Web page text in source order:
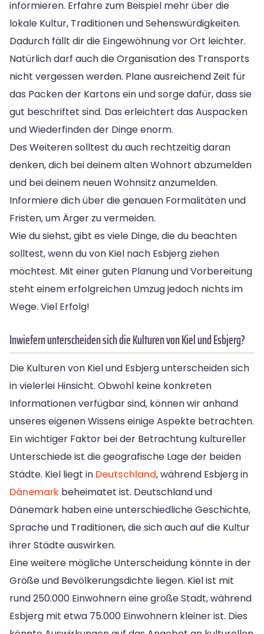
informieren. Erfahre zum Beispiel mehr über die
lokale Kultur, Traditionen und Sehenswürdigkeiten.
Dadurch fällt dir die Eingewöhnung vor Ort leichter.
Natürlich darf auch die Organisation des Transports
nicht vergessen werden. Plane ausreichend Zeit für
das Packen der Kartons ein und sorge dafür, dass sie
gut beschriftet sind. Das erleichtert das Auspacken
und Wiederfinden der Dinge enorm.
Des Weiteren solltest du auch rechtzeitig daran
denken, dich bei deinem alten Wohnort abzumelden
und bei deinem neuen Wohnsitz anzumelden.
Informiere dich über die genauen Formalitäten und
Fristen, um Ärger zu vermeiden.
Wie du siehst, gibt es viele Dinge, die du beachten
solltest, wenn du von Kiel nach Esbjerg ziehen
möchtest. Mit einer guten Planung und Vorbereitung
steht einem erfolgreichen Umzug jedoch nichts im
Wege. Viel Erfolg!
Inwiefern unterscheiden sich die Kulturen von Kiel und Esbjerg?
Die Kulturen von Kiel und Esbjerg unterscheiden sich
in vielerlei Hinsicht. Obwohl keine konkreten
Informationen verfügbar sind, können wir anhand
unseres eigenen Wissens einige Aspekte betrachten.
Ein wichtiger Faktor bei der Betrachtung kultureller
Unterschiede ist die geografische Lage der beiden
Städte. Kiel liegt in Deutschland, während Esbjerg in
Dänemark beheimatet ist. Deutschland und
Dänemark haben eine unterschiedliche Geschichte,
Sprache und Traditionen, die sich auch auf die Kultur
ihrer Städte auswirken.
Eine weitere mögliche Unterscheidung könnte in der
Größe und Bevölkerungsdichte liegen. Kiel ist mit
rund 250.000 Einwohnern eine große Stadt, während
Esbjerg mit etwa 75.000 Einwohnern kleiner ist. Dies